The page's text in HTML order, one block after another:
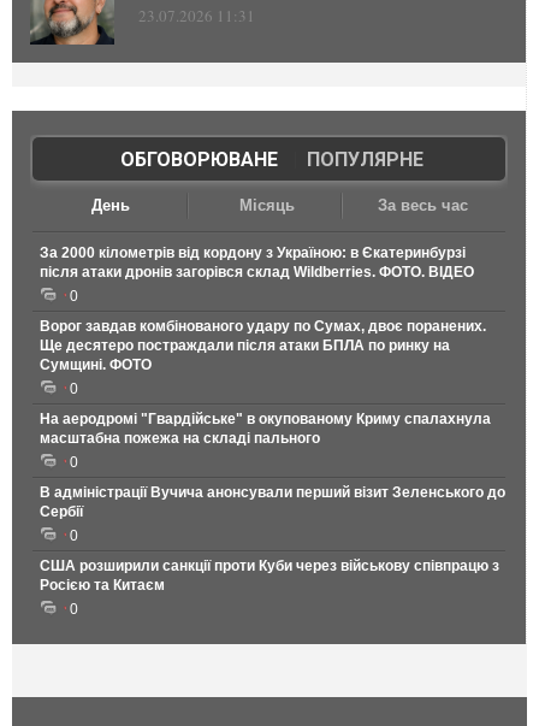
23.07.2026 11:31
ОБГОВОРЮВАНЕ| ПОПУЛЯРНЕ
День Місяць За весь час
За 2000 кілометрів від кордону з Україною: в Єкатеринбурзі
після атаки дронів загорівся склад Wildberries. ФОТО. ВІДЕО
0
Ворог завдав комбінованого удару по Сумах, двоє поранених.
Ще десятеро постраждали після атаки БПЛА по ринку на
Сумщині. ФОТО
0
На аеродромі "Гвардійське" в окупованому Криму спалахнула
масштабна пожежа на складі пального
0
В адміністрації Вучича анонсували перший візит Зеленського до
Сербії
0
США розширили санкції проти Куби через військову співпрацю з
Росією та Китаєм
0